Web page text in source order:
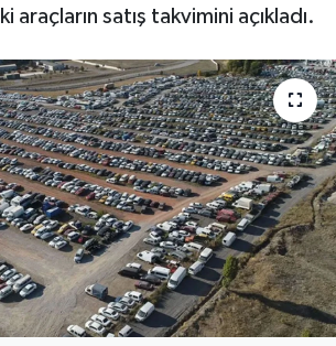
satış takvimini açıkladı.
Haberleri